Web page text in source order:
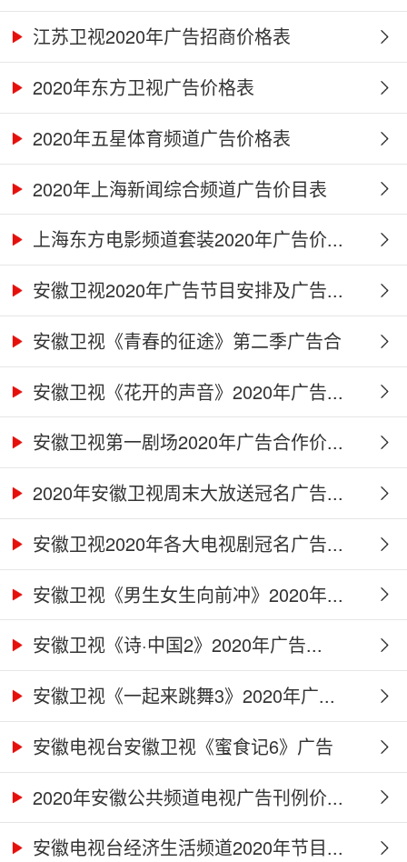
江苏卫视2020年广告招商价格表
2020年东方卫视广告价格表
2020年五星体育频道广告价格表
2020年上海新闻综合频道广告价目表
上海东方电影频道套装2020年广告价...
安徽卫视2020年广告节目安排及广告...
安徽卫视《青春的征途》第二季广告合
作...安徽卫视《花开的声音》2020年广告...
安徽卫视第一剧场2020年广告合作价...
2020年安徽卫视周末大放送冠名广告...
安徽卫视2020年各大电视剧冠名广告...
安徽卫视《男生女生向前冲》2020年...
安徽卫视《诗·中国2》2020年广告...
安徽卫视《一起来跳舞3》2020年广...
安徽电视台安徽卫视《蜜食记6》广告
合...2020年安徽公共频道电视广告刊例价...
安徽电视台经济生活频道2020年节目...